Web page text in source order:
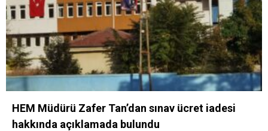
HEM Müdürü Zafer Tan’dan sınav ücret iadesi
hakkında açıklamada bulundu